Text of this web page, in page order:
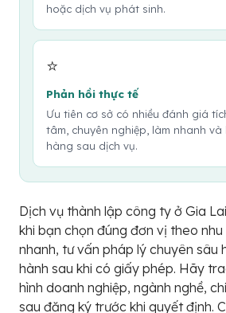
hoặc dịch vụ phát sinh.
⭐
Phản hồi thực tế
Ưu tiên cơ sở có nhiều đánh giá
tâm, chuyên nghiệp, làm nhanh và
hàng sau dịch vụ.
Dịch vụ thành lập công ty ở Gia
khi bạn chọn đúng đơn vị theo
nhanh, tư vấn pháp lý chuyên sâu
hành sau khi có giấy phép. Hãy
hình doanh nghiệp, ngành nghề,
sau đăng ký trước khi quyết định.